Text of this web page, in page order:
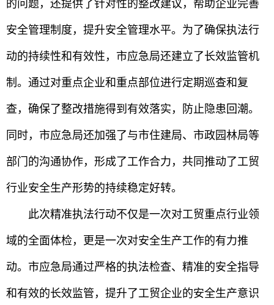
的问题，还提供了针对性的整改建议，帮助企业完善
安全管理制度，提升安全管理水平。为了确保执法行
动的持续性和有效性，市应急局还建立了长效监管机
制。通过对重点企业和重点部位进行定期巡查和复
查，确保了整改措施得到有效落实，防止隐患回潮。
同时，市应急局还加强了与市住建局、市政园林局等
部门的沟通协作，形成了工作合力，共同推动了工贸
行业安全生产形势的持续稳定好转。
此次精准执法行动不仅是一次对工贸重点行业领
域的全面体检，更是一次对安全生产工作的有力推
动。市应急局通过严格的执法检查、精准的安全指导
和有效的长效监管，提升了工贸企业的安全生产意识